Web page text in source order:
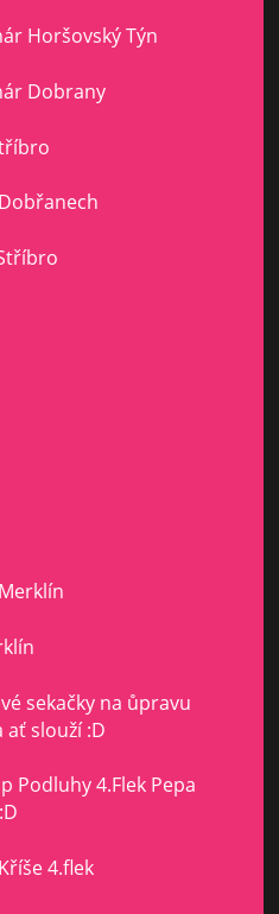
Horšovský Týn
Dobrany
sekačky na ůpravu
slouží :D
Podluhy 4.Flek Pepa
4.flek